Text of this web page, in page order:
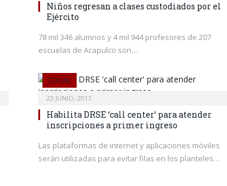
Niños regresan a clases custodiados por el
Ejército
78 mil 346 alumnos y 4 mil 944 profesores de 207
escuelas de Acapulco son…
LOCAL
23 JUNIO, 2017
Habilita DRSE ‘call center’ para atender
inscripciones a primer ingreso
Las plataformas de internet y aplicaciones móviles
serán utilizadas para evitar filas en los planteles…